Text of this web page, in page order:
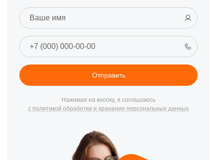
Отправить
Нажимая на кнопку, я соглашаюсь
с политикой обработки и хранения персональных данных